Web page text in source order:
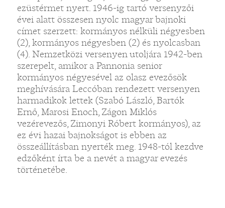
ezüstérmet nyert. 1946-ig tartó versenyzői
évei alatt összesen nyolc magyar bajnoki
címet szerzett: kormányos nélküli négyesben
(2), kormányos négyesben (2) és nyolcasban
(4). Nemzetközi versenyen utoljára 1942-ben
szerepelt, amikor a Pannonia senior
kormányos négyesével az olasz evezősök
meghívására Leccóban rendezett versenyen
harmadikok lettek (Szabó László, Bartók
Ernő, Marosi Enoch, Zágon Miklós
vezérevezős, Zimonyi Róbert kormányos), az
ez évi hazai bajnokságot is ebben az
összeállításban nyerték meg. 1948-tól kezdve
edzőként írta be a nevét a magyar evezés
történetébe.